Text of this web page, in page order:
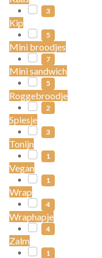
3
Kip
5
Mini broodjes
7
Mini sandwich
5
Roggebroodje
2
Spiesje
3
Tonijn
1
Vegan
1
Wrap
4
Wraphapje
4
Zalm
1